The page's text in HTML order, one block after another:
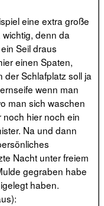
eine extra große
denn da
Seil draus
einen Spaten,
der Schlafplatz soll ja
wenn man
man sich waschen
hier noch ein
Na und dann
Nacht unter freiem
gegraben habe
haben.